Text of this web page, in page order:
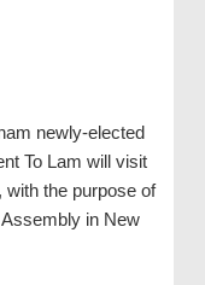
newly-elected
To Lam will visit
with the purpose of
in New